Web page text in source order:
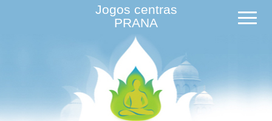
Jogos centras
PRANA